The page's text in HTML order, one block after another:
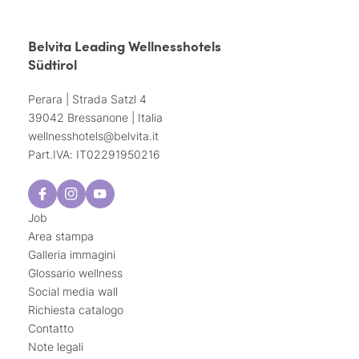
Belvita Leading Wellnesshotels
Südtirol
Perara | Strada Satzl 4
39042 Bressanone | Italia
wellnesshotels@belvita.it
Part.IVA: IT02291950216
Job
Area stampa
Galleria immagini
Glossario wellness
Social media wall
Richiesta catalogo
Contatto
Note legali